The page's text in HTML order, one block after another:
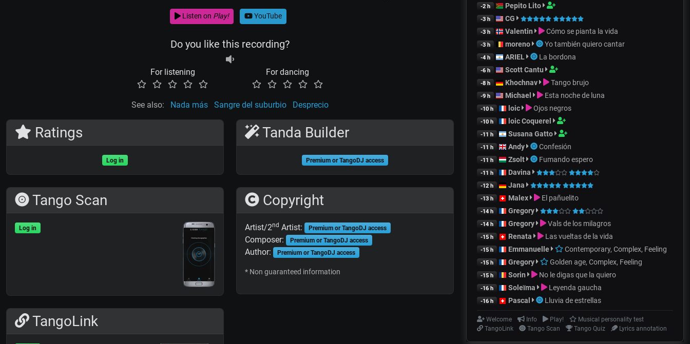
Listen on Play! YouTube
Do you like this recording?
For listening For dancing
See also: Nada más Sangre del suburbio Desprecio
Ratings
Log in
Tango Scan
Log in
TangoLink
Tanda Builder
Premium or TangoDJ access
Copyright
Artist/2nd Artist: Premium or TangoDJ access
Composer: Premium or TangoDJ access
Author: Premium or TangoDJ access
* Non guaranteed information
-2 h Pepito Lito
-3 h CG
-3 h Valentin Cómo se pianta la vida
-3 h moreno Yo también quiero cantar
-4 h ARIEL La bordona
-6 h Scott Cantu
-8 h Khochnav Tango brujo
-9 h Michael Esta noche de luna
-10 h loic Ojos negros
-10 h loic Coquerel
-11 h Susana Gatto
-11 h Andy Confesión
-11 h Zsolt Fumando espero
-11 h Davina
-12 h Jana
-13 h Malex El pañuelito
-14 h Gregory
-14 h Gregory Vals de los milagros
-15 h Renata Las vueltas de la vida
-15 h Emmanuelle Contemporary, Complex, Feeling
-15 h Gregory Golden age, Complex, Feeling
-15 h Sorin No le digas que la quiero
-16 h Soleïma Leyenda gaucha
-16 h Pascal Lluvia de estrellas
Welcome Info Play!
Musical personality test
TangoLink
Tango Scan Tango Quiz Lyrics annotation